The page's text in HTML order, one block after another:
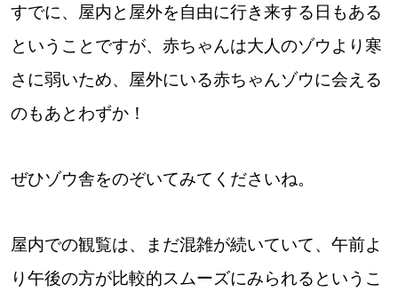
閉じる
すでに、屋内と屋外を自由に行き来する日もある
ということですが、赤ちゃんは大人のゾウより寒
さに弱いため、屋外にいる赤ちゃんゾウに会える
のもあとわずか！
ぜひゾウ舎をのぞいてみてくださいね。
屋内での観覧は、まだ混雑が続いていて、午前よ
り午後の方が比較的スムーズにみられるというこ